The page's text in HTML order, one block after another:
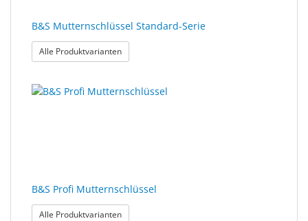
B&S Mutternschlüssel Standard-Serie
Alle Produktvarianten: B&S Mutternschlüssel Standard-Serie
B&S Profi Mutternschlüssel
Alle Produktvarianten: B&S Profi Mutternschlüssel